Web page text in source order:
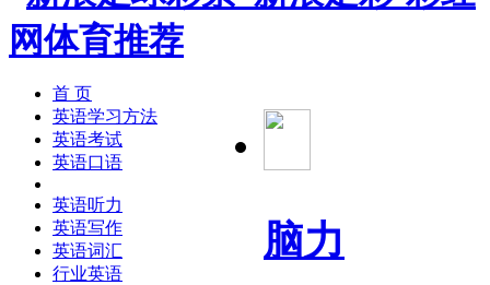
脑力
首 页
英语学习方法
英语考试
英语口语
英语听力
英语写作
英语词汇
行业英语